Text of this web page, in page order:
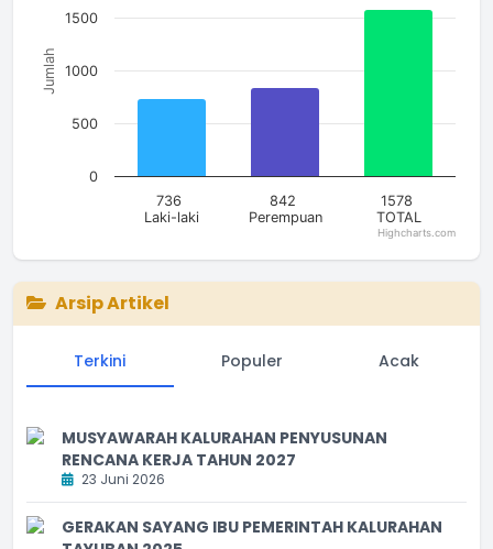
Jumlah
736
Laki-laki
842
Perempuan
1578
TOTAL
0
500
1000
1500
Highcharts.com
Arsip Artikel
Terkini Populer Acak
MUSYAWARAH KALURAHAN PENYUSUNAN
RENCANA KERJA TAHUN 2027
23 Juni 2026
GERAKAN SAYANG IBU PEMERINTAH KALURAHAN